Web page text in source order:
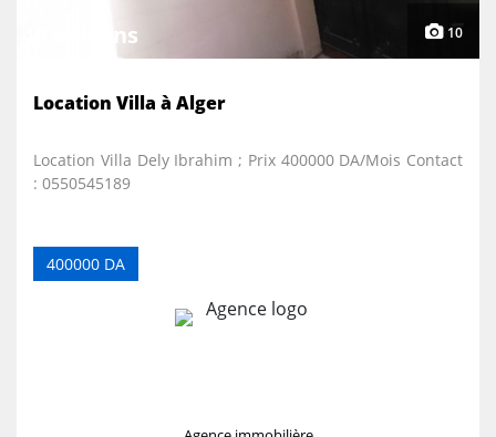
40 Millions 10
Location Villa à Alger
Location Villa Dely Ibrahim ; Prix 400000 DA/Mois Contact
: 0550545189
400000 DA